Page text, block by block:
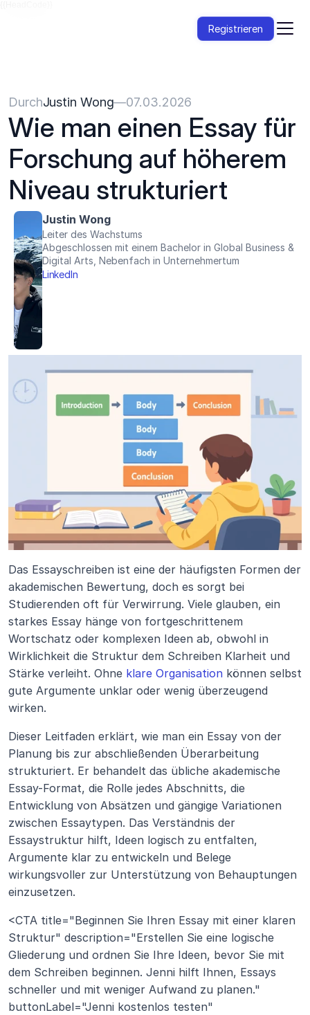
Registrieren
DurchJustin Wong—07.03.2026
Wie man einen Essay für
Forschung auf höherem
Niveau strukturiert
Justin Wong
Leiter des Wachstums
Abgeschlossen mit einem Bachelor in Global Business &
Digital Arts, Nebenfach in Unternehmertum
LinkedIn
Das Essayschreiben ist eine der häufigsten Formen der
akademischen Bewertung, doch es sorgt bei
Studierenden oft für Verwirrung. Viele glauben, ein
starkes Essay hänge von fortgeschrittenem
Wortschatz oder komplexen Ideen ab, obwohl in
Wirklichkeit die Struktur dem Schreiben Klarheit und
Stärke verleiht. Ohne klare Organisation können selbst
gute Argumente unklar oder wenig überzeugend
wirken.
Dieser Leitfaden erklärt, wie man ein Essay von der
Planung bis zur abschließenden Überarbeitung
strukturiert. Er behandelt das übliche akademische
Essay-Format, die Rolle jedes Abschnitts, die
Entwicklung von Absätzen und gängige Variationen
zwischen Essaytypen. Das Verständnis der
Essaystruktur hilft, Ideen logisch zu entfalten,
Argumente klar zu entwickeln und Belege
wirkungsvoller zur Unterstützung von Behauptungen
einzusetzen.
<CTA title="Beginnen Sie Ihren Essay mit einer klaren
Struktur" description="Erstellen Sie eine logische
Gliederung und ordnen Sie Ihre Ideen, bevor Sie mit
dem Schreiben beginnen. Jenni hilft Ihnen, Essays
schneller und mit weniger Aufwand zu planen."
buttonLabel="Jenni kostenlos testen"